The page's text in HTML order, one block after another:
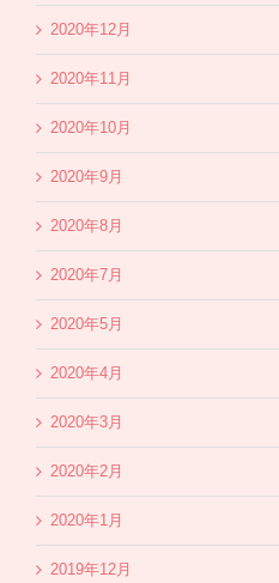
2020年12月
2020年11月
2020年10月
2020年9月
2020年8月
2020年7月
2020年5月
2020年4月
2020年3月
2020年2月
2020年1月
2019年12月